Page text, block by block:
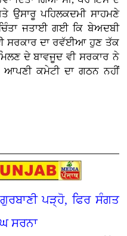
ਪਹਿਲਕਦਮੀ ਸਾਹਮਣੇ
ਜਤਾਈ ਗਈ ਕਿ ਬੇਅਦਬੀ
ਸਰਕਾਰ ਦਾ ਰਵੱਈਆ ਹੁਣ ਤੱਕ
ਦੇ ਬਾਵਜੂਦ ਵੀ ਸਰਕਾਰ ਨੇ
ਕਮੇਟੀ ਦਾ ਗਠਨ ਨਹੀਂ
ਪੜ੍ਹੋ, ਫਿਰ ਸੰਗਤ
ਸਰਨਾ